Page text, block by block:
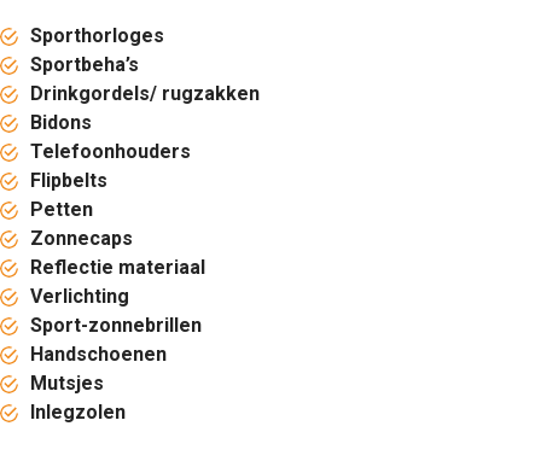
Sporthorloges
Sportbeha’s
Drinkgordels/ rugzakken
Bidons
Telefoonhouders
Flipbelts
Petten
Zonnecaps
Reflectie materiaal
Verlichting
Sport-zonnebrillen
Handschoenen
Mutsjes
Inlegzolen